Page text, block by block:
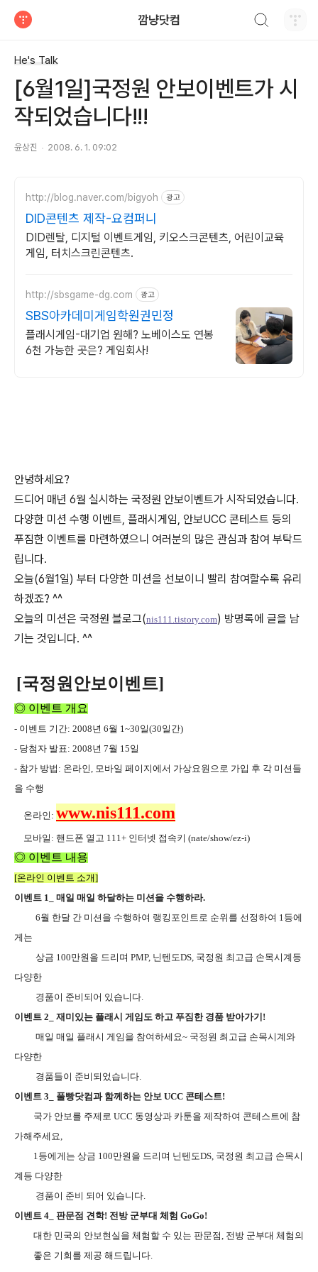
깜냥닷컴
He's Talk
[6월1일]국정원 안보이벤트가 시
작되었습니다!!!
윤상진 2008. 6. 1. 09:02
http://blog.naver.com/bigyoh 광고
DID콘텐츠 제작-요컴퍼니
DID렌탈, 디지털 이벤트게임, 키오스크콘텐츠, 어린이교육
게임, 터치스크린콘텐츠.
http://sbsgame-dg.com 광고
SBS아카데미게임학원권민정
플래시게임-대기업 원해? 노베이스도 연봉
6천 가능한 곳은? 게임회사!
안녕하세요?
드디어 매년 6월 실시하는 국정원 안보이벤트가 시작되었습니다.
다양한 미션 수행 이벤트, 플래시게임, 안보UCC 콘테스트 등의
푸짐한 이벤트를 마련하였으니 여러분의 많은 관심과 참여 부탁드
립니다.
오늘(6월1일) 부터 다양한 미션을 선보이니 빨리 참여할수록 유리
하겠죠? ^^
오늘의 미션은 국정원 블로그(nis111.tistory.com) 방명록에 글을 남
기는 것입니다. ^^
[국정원안보이벤트]
◎ 이벤트 개요
- 이벤트 기간: 2008년 6월 1~30일(30일간)
- 당첨자 발표: 2008년 7월 15일
- 참가 방법 : 온라인, 모바일 페이지에서 가상요원으로 가입 후 각 미션들
을 수행
온라인 : www.nis111.com
모바일 : 핸드폰 열고 111+ 인터넷 접속키 (nate/show/ez-i)
◎ 이벤트 내용
[온라인 이벤트 소개]
이벤트 1_ 매일 매일 하달하는 미션을 수행하라.
6월 한달 간 미션을 수행하여 랭킹포인트로 순위를 선정하여 1등에
게는
상금 100만원을 드리며 PMP, 닌텐도DS, 국정원 최고급 손목시계등
다양한
경품이 준비되어 있습니다.
이벤트 2_ 재미있는 플래시 게임도 하고 푸짐한 경품 받아가기!
매일 매일 플래시 게임을 참여하세요~ 국정원 최고급 손목시계와
다양한
경품들이 준비되었습니다.
이벤트 3_ 풀빵닷컴과 함께하는 안보 UCC 콘테스트!
국가 안보를 주제로 UCC 동영상과 카툰을 제작하여 콘테스트에 참
가해주세요,
1등에게는 상금 100만원을 드리며 닌텐도DS, 국정원 최고급 손목시
계등 다양한
경품이 준비 되어 있습니다.
이벤트 4_ 판문점 견학! 전방 군부대 체험 GoGo!
대한 민국의 안보현실을 체험할 수 있는 판문점, 전방 군부대 체험의
좋은 기회를 제공 해드립니다.